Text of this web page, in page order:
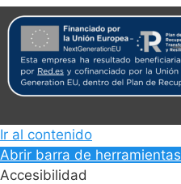
Ir al contenido
Abrir barra de herramientas
Accesibilidad